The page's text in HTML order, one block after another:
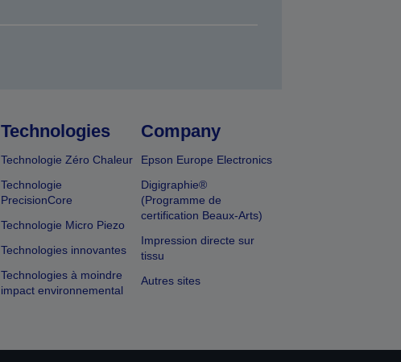
Technologies
Technologie Zéro Chaleur
Technologie
PrecisionCore
Technologie Micro Piezo
Technologies innovantes
Technologies à moindre
impact environnemental
Company
Epson Europe Electronics
Digigraphie®
(Programme de
certification Beaux-Arts)
Impression directe sur
tissu
Autres sites